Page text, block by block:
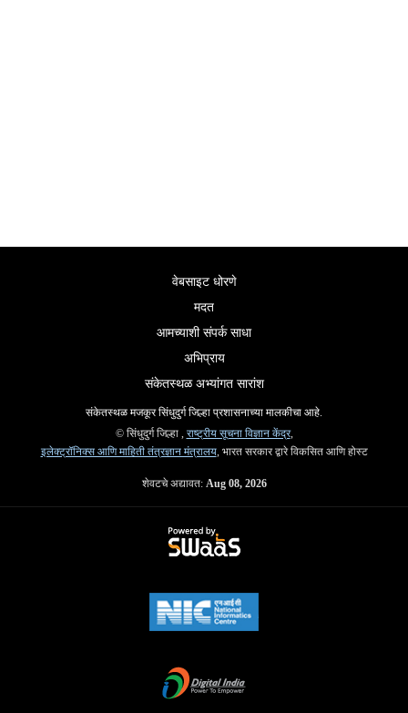
वेबसाइट धोरणे
मदत
आमच्याशी संपर्क साधा
अभिप्राय
संकेतस्थळ अभ्यांगत सारांश
संकेतस्थळ मजकूर सिंधुदुर्ग जिल्हा प्रशासनाच्या मालकीचा आहे.
© सिंधुदुर्ग जिल्हा , राष्ट्रीय सूचना विज्ञान केंद्र,
इलेक्ट्रॉनिक्स आणि माहिती तंत्रज्ञान मंत्रालय, भारत सरकार द्वारे विकसित आणि होस्ट
शेवटचे अद्यावत: Aug 08, 2026